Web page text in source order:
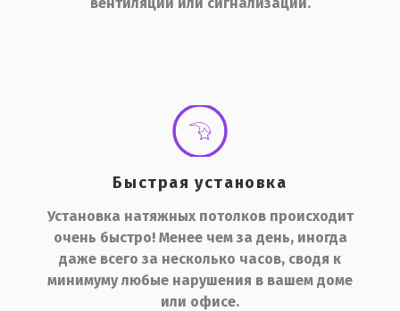
вентиляции или сигнализации.
Быстрая установка
Установка натяжных потолков происходит
очень быстро! Менее чем за день, иногда
даже всего за несколько часов, сводя к
минимуму любые нарушения в вашем доме
или офисе.